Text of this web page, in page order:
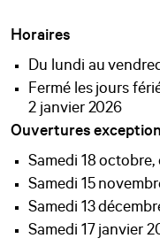
Horaires
Du lundi au
Fermé les jours
2 janvier 2026
Ouvertures
Samedi 18 octobre,
Samedi 15
Samedi 13
Samedi 17 janvier